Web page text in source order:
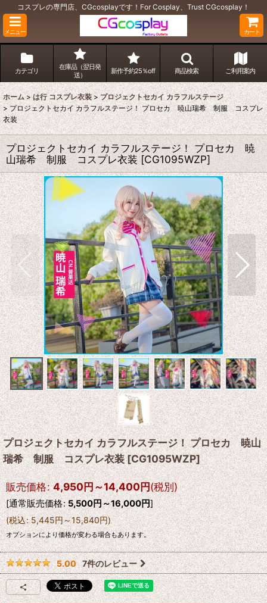
コスプレの専門店、CGcosplayです！For Cosplay、Trust CGcosplay！
メニュー カート
カテゴリ
在庫品（翌日発
送）
新作予約25％off 商品検索 ご利用案内
ホーム > は行 コスプレ衣装 > プロジェクトセカイ カラフルステージ
> プロジェクトセカイ カラフルステージ！ プロセカ 暁山瑞希 制服 コスプレ
衣装
プロジェクトセカイ カラフルステージ！ プロセカ 暁
山瑞希 制服 コスプレ衣装 [CG1095WZP]
プロジェクトセカイ カラフルステージ！ プロセカ 暁山
瑞希 制服 コスプレ衣装[CG1095WZP]
販売価格: 4,950円～14,400円(税別)
[通常販売価格: 5,500円～16,000円]
(税込: 5,445円～15,840円)
オプションにより価格が変わる場合もあります。
5.00 7件のレビュー